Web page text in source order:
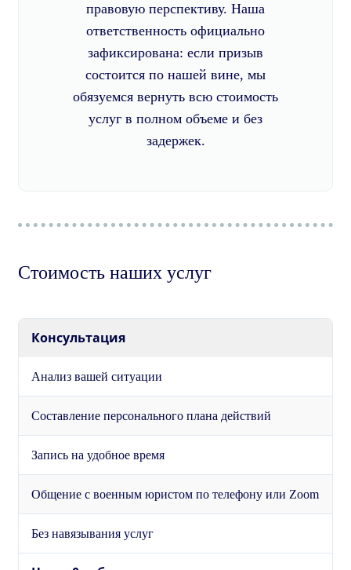
правовую перспективу. Наша
ответственность официально
зафиксирована: если призыв
состоится по нашей вине, мы
обязуемся вернуть всю стоимость
услуг в полном объеме и без
задержек.
Стоимость наших услуг
Консультация
Анализ вашей ситуации
Составление персонального плана действий
Запись на удобное время
Общение с военным юристом по телефону или Zoom
Без навязывания услуг